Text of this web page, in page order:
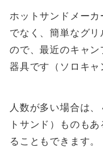
ホットサンドメー
でなく、簡単なグ
ので、最近のキャ
器具です（ソロキャ
人数が多い場合は
トサンド）ものも
ることもできます。